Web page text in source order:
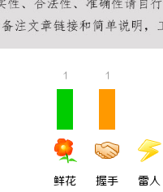
1
鲜花
1
握手 雷人